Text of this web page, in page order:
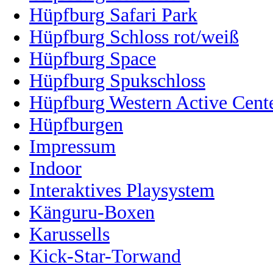
Hüpfburg Safari Park
Hüpfburg Schloss rot/weiß
Hüpfburg Space
Hüpfburg Spukschloss
Hüpfburg Western Active
Hüpfburgen
Impressum
Indoor
Interaktives Playsystem
Känguru-Boxen
Karussells
Kick-Star-Torwand